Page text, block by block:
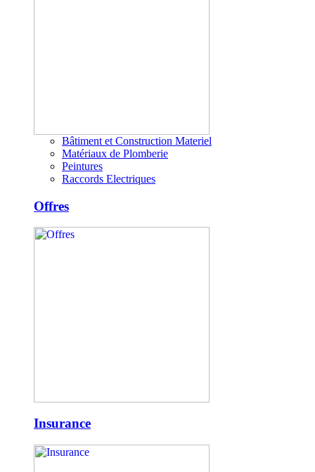
Bâtiment et Construction Materiel
Matériaux de Plomberie
Peintures
Raccords Electriques
Offres
Insurance